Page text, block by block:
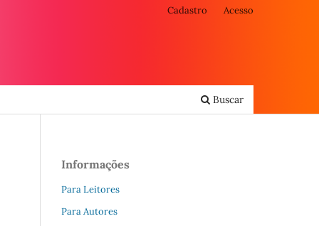
Buscar
Cadastro Acesso
Informações
Para Leitores
Para Autores